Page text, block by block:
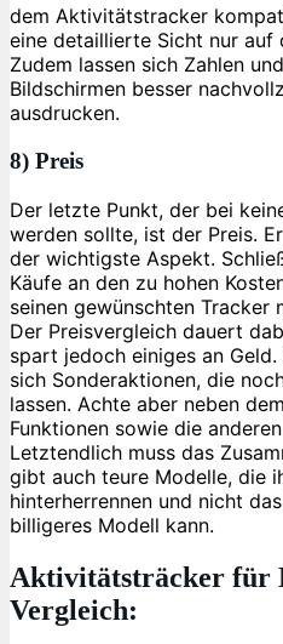
dem Aktivitätstracker
eine detaillierte Sicht nur auf
Zudem lassen sich Zahlen
Bildschirmen besser
ausdrucken.
8) Preis
Der letzte Punkt, der bei
werden sollte, ist der Preis.
der wichtigste Aspekt.
Käufe an den zu hohen
seinen gewünschten Tracker
Der Preisvergleich dauert
spart jedoch einiges an
sich Sonderaktionen, die
lassen. Achte aber neben
Funktionen sowie die
Letztendlich muss das
gibt auch teure Modelle, die
hinterherrennen und nicht
billigeres Modell kann.
Aktivitätsträcker für
Vergleich: